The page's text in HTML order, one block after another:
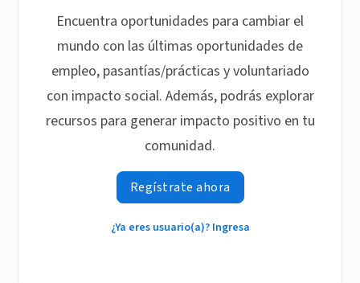
Encuentra oportunidades para cambiar el
mundo con las últimas oportunidades de
empleo, pasantías/prácticas y voluntariado
con impacto social. Además, podrás explorar
recursos para generar impacto positivo en tu
comunidad.
Regístrate ahora
¿Ya eres usuario(a)? Ingresa